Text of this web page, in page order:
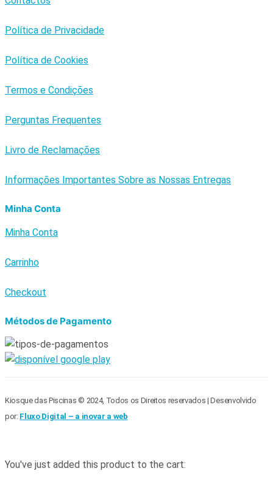
Política de Privacidade
Política de Cookies
Termos e Condições
Perguntas Frequentes
Livro de Reclamações
Informações Importantes Sobre as Nossas Entregas
Minha Conta
Minha Conta
Carrinho
Checkout
Métodos de Pagamento
Kiosque das Piscinas © 2024, Todos os Direitos reservados | Desenvolvido
por: Fluxo Digital – a inovar a web
You've just added this product to the cart: